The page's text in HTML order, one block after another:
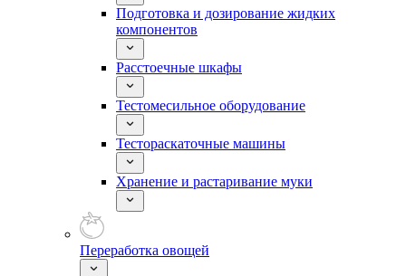
Подготовка и дозирование жидких
компонентов
Расстоечные шкафы
Тестомесильное оборудование
Тестораскаточные машины
Хранение и растаривание муки
Переработка овощей